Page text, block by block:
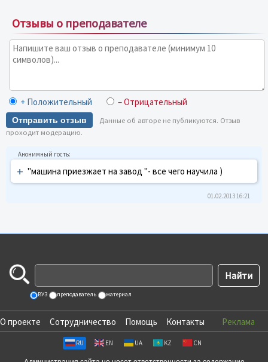
Отзывы о преподавателе
+ Положительный – Отрицательный
Отправить отзыв
Данные об авторе не публикуются. Отзыв
проходит модерацию.
+ "машина приезжает на завод "- все чего научила )
01.02.2013 16:21
ВУЗ преподаватель материал
О проекте Сотрудничество Помощь Контакты Реклама
RU EN UA KZ CN